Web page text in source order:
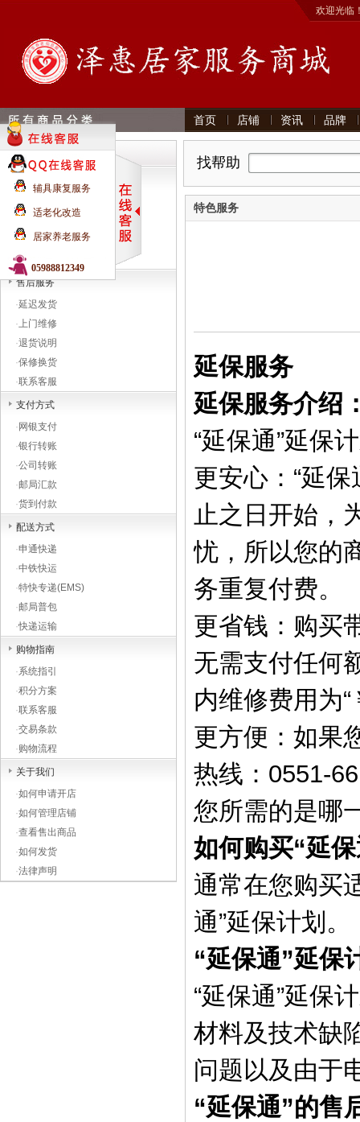
欢迎光临
首页 店铺 资讯 品牌
帮助分类
特色服务
·礼物赠送
延保服务
·价格保护
·商品拍卖
售后服务
·延迟发货
·上门维修
·退货说明
·保修换货
·联系客服
支付方式
· 网银支付
·银行转账
·公司转账
·邮局汇款
·货到付款
配送方式
·申通快递
·中铁快运
·特快专递(EMS)
·邮局普包
·快递运输
购物指南
·系统指引
·积分方案
·联系客服
·交易条款
·购物流程
关于我们
·如何申请开店
·如何管理店铺
·查看售出商品
·如何发货
·法律声明
找帮助
特色服务
延保服务
延保服务介绍
“延保通”延保
更安心：“延
止之日开始，
忧，所以您的
务重复付费。
更省钱：购买
无需支付任何
内维修费用为
更方便：如果
热线：0551-
您所需的是哪
如何购买“延
通常在您购买
通”延保计划。
“延保通”延保
“延保通”延保
材料及技术缺
问题以及由于
“延保通”的售
辅具康复服务
适老化改造
居家养老服务
05988812349